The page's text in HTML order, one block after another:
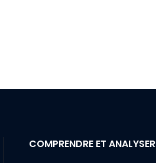
COMPRENDRE ET ANALYSER